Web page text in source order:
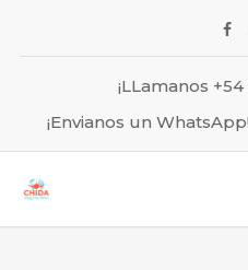
¡LLamanos +54
¡Envianos un WhatsApp!